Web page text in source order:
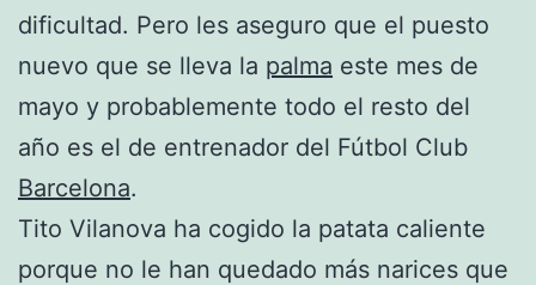
dificultad. Pero les aseguro que el puesto
nuevo que se lleva la palma este mes de
mayo y probablemente todo el resto del
año es el de entrenador del Fútbol Club
Barcelona.
Tito Vilanova ha cogido la patata caliente
porque no le han quedado más narices que